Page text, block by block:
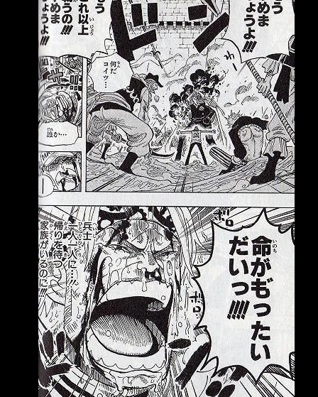
後，井端弘和也卸下監 督職務，之後將由井口
資仁接任。《週刊文春》近日刊出多名匿名國手
爆料，直指井端執 教期間最大的問題在於「溝
通不足」，不僅指揮系統混亂，輸給委內瑞拉
後，休息室更一 度爆發衝突，甚至有球員當場
怒喊「不要再說了！」，最終日本武士隊就在低
迷氣氛中解 散。 《週刊文春》訪問4名參與本屆
WBC的日本隊球員，多人將矛頭指向